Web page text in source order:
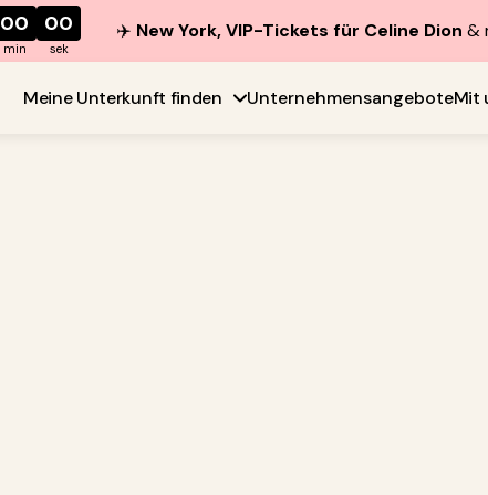
00
min
00
sek
✈️ New York, VIP-Tickets für Celine Dion &
Meine Unterkunft finden UnternehmensangeboteMit